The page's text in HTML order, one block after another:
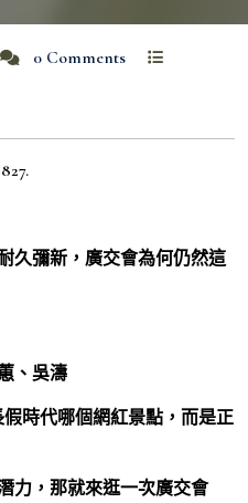
0 Comments
久彌新，廣交會為何仍然這
、吳濤
代哪個網紅景點，而是正
，那就來逛一次廣交會